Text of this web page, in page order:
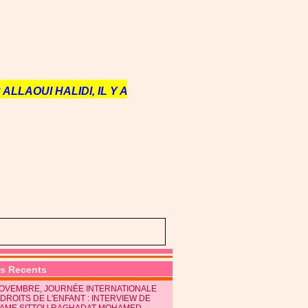
HALIDI, IL Y A
Recents
JOURNÉE INTERNATIONALE
DE L'ENFANT : INTERVIEW DE